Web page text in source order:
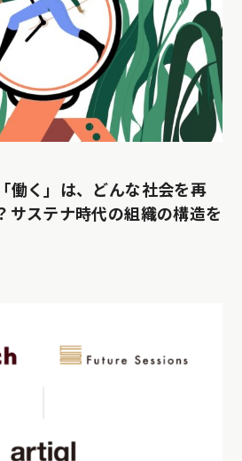
働く」は、どんな社会を再
サステナ時代の組織の構造を